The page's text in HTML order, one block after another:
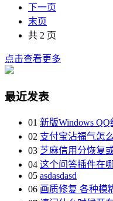
下一页
末页
共 2 页
点击查看更多
最近发表
01 新版Windows QQ
02 支付宝沾福气怎
03 芝麻信用分恢复
04 这个问答插件在
05 asdasdasd
06 画质修复 各种模